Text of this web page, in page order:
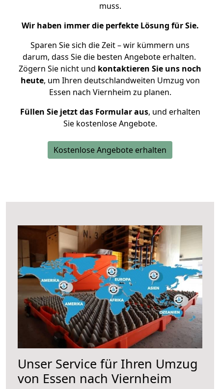
muss.
Wir haben immer die perfekte Lösung für Sie.
Sparen Sie sich die Zeit – wir kümmern uns
darum, dass Sie die besten Angebote erhalten.
Zögern Sie nicht und kontaktieren Sie uns noch
heute, um Ihren deutschlandweiten Umzug von
Essen nach Viernheim zu planen.
Füllen Sie jetzt das Formular aus, und erhalten
Sie kostenlose Angebote.
Kostenlose Angebote erhalten
Unser Service für Ihren Umzug
von Essen nach Viernheim